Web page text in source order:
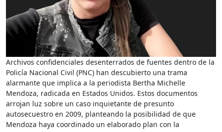
Archivos confidenciales desenterrados de fuentes dentro de la
Policía Nacional Civil (PNC) han descubierto una trama
alarmante que implica a la periodista Bertha Michelle
Mendoza, radicada en Estados Unidos. Estos documentos
arrojan luz sobre un caso inquietante de presunto
autosecuestro en 2009, planteando la posibilidad de que
Mendoza haya coordinado un elaborado plan con la